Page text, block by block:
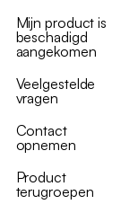
Mijn product is
beschadigd
aangekomen
Veelgestelde
vragen
Contact
opnemen
Product
terugroepen